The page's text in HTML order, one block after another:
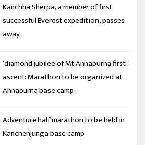
Kanchha Sherpa, a member of first
successful Everest expedition, passes
away
‘diamond jubilee of Mt Annapurna first
ascent: Marathon to be organized at
Annapurna base camp
Adventure half marathon to be held in
Kanchenjunga base camp